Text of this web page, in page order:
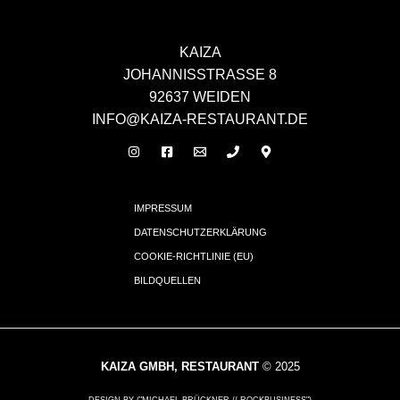
KAIZA
JOHANNISSTRASSE 8
92637 WEIDEN
INFO@KAIZA-RESTAURANT.DE
IMPRESSUM
DATENSCHUTZERKLÄRUNG
COOKIE-RICHTLINIE (EU)
BILDQUELLEN
KAIZA GMBH, RESTAURANT© 2025